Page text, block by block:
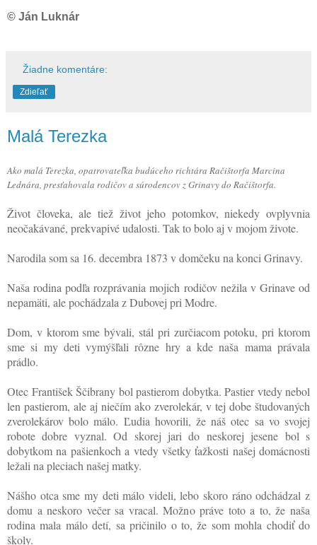
© Ján Luknár
Žiadne komentáre:
Zdieľať
Malá Terezka
Ako malá Terezka, opatrovateľka budúceho richtára Račištorfa Marcina
Lednára, presťahovala rodičov a súrodencov z Grinavy do Račištorfa.
Život človeka, ale tiež život jeho potomkov, niekedy ovplyvnia
neočakávané, prekvapivé udalosti. Tak to bolo aj v mojom živote.
Narodila som sa 16. decembra 1873 v domčeku na konci Grinavy.
Naša rodina podľa rozprávania mojich rodičov nežila v Grinave od
nepamäti, ale pochádzala z Dubovej pri Modre.
Dom, v ktorom sme bývali, stál pri zurčiacom potoku, pri ktorom
sme si my deti vymýšľali rôzne hry a kde naša mama právala
prádlo.
Otec František Ščibrany bol pastierom dobytka. Pastier vtedy nebol
len pastierom, ale aj niečím ako zverolekár, v tej dobe študovaných
zverolekárov bolo málo. Ľudia hovorili, že náš otec sa vo svojej
robote dobre vyznal. Od skorej jari do neskorej jesene bol s
dobytkom na pašienkoch a vtedy všetky ťažkosti našej domácnosti
ležali na pleciach našej matky.
Nášho otca sme my deti málo videli, lebo skoro ráno odchádzal z
domu a neskoro večer sa vracal. Možno práve toto a to, že naša
rodina mala málo detí, sa pričinilo o to, že som mohla chodiť do
školy.